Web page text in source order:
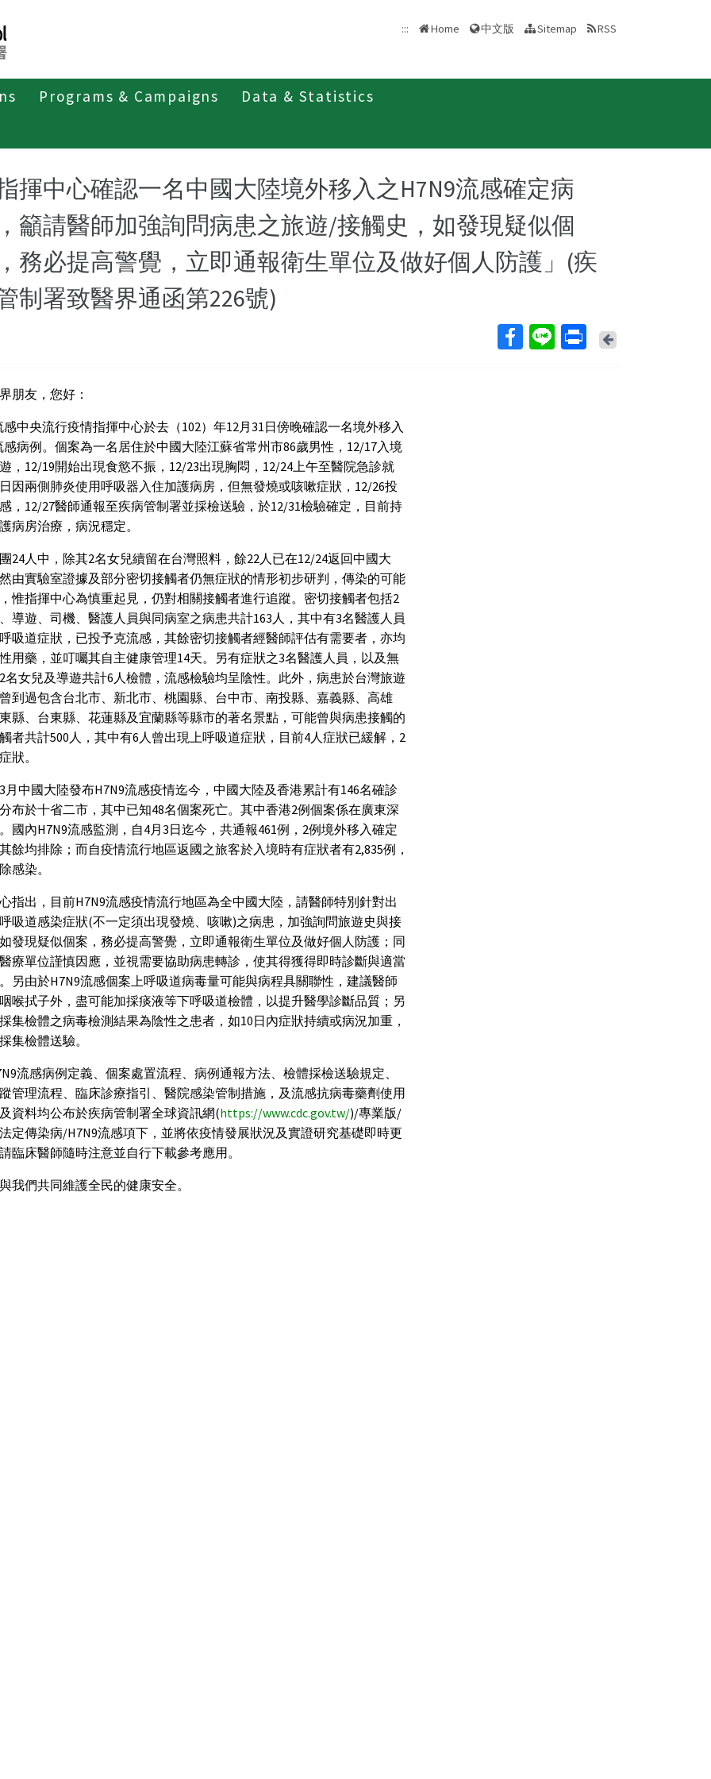
::: Home 中文版 Sitemap RSS
Programs & Campaigns Data & Statistics
揮中心確認一名中國大陸境外移入之H7N9流感確定病
籲請醫師加強詢問病患之旅遊/接觸史，如發現疑似個
務必提高警覺，立即通報衛生單位及做好個人防護」(疾
制署致醫界通函第226號)
Back
朋友，您好：
感中央流行疫情指揮中心於去（102）年12月31日傍晚確認一名境外移入
感病例。個案為一名居住於中國大陸江蘇省常州市86歲男性，12/17入境
，12/19開始出現食慾不振，12/23出現胸悶，12/24上午至醫院急診就
因兩側肺炎使用呼吸器入住加護病房，但無發燒或咳嗽症狀，12/26投
，12/27醫師通報至疾病管制署並採檢送驗，於12/31檢驗確定，目前持
病房治療，病況穩定。
24人中，除其2名女兒續留在台灣照料，餘22人已在12/24返回中國大
由實驗室證據及部分密切接觸者仍無症狀的情形初步研判，傳染的可能
惟指揮中心為慎重起見，仍對相關接觸者進行追蹤。密切接觸者包括2
導遊、司機、醫護人員與同病室之病患共計163人，其中有3名醫護人員
吸道症狀，已投予克流感，其餘密切接觸者經醫師評估有需要者，亦均
用藥，並叮囑其自主健康管理14天。另有症狀之3名醫護人員，以及無
名女兒及導遊共計6人檢體，流感檢驗均呈陰性。此外，病患於台灣旅遊
到過包含台北市、新北市、桃園縣、台中市、南投縣、嘉義縣、高雄
縣、台東縣、花蓮縣及宜蘭縣等縣市的著名景點，可能曾與病患接觸的
者共計500人，其中有6人曾出現上呼吸道症狀，目前4人症狀已緩解，2
狀。
月中國大陸發布H7N9流感疫情迄今，中國大陸及香港累計有146名確診
布於十省二市，其中已知48名個案死亡。其中香港2例個案係在廣東深
國內H7N9流感監測，自4月3日迄今，共通報461例，2例境外移入確定
餘均排除；而自疫情流行地區返國之旅客於入境時有症狀者有2,835例，
感染。
指出，目前H7N9流感疫情流行地區為全中國大陸，請醫師特別針對出
吸道感染症狀(不一定須出現發燒、咳嗽)之病患，加強詢問旅遊史與接
發現疑似個案，務必提高警覺，立即通報衛生單位及做好個人防護；同
療單位謹慎因應，並視需要協助病患轉診，使其得獲得即時診斷與適當
另由於H7N9流感個案上呼吸道病毒量可能與病程具關聯性，建議醫師
喉拭子外，盡可能加採痰液等下呼吸道檢體，以提升醫學診斷品質；另
集檢體之病毒檢測結果為陰性之患者，如10日內症狀持續或病況加重，
集檢體送驗。
流感病例定義、個案處置流程、病例通報方法、檢體採檢送驗規定、
管理流程、臨床診療指引、醫院感染管制措施，及流感抗病毒藥劑使用
資料均公布於疾病管制署全球資訊網(https://www.cdc.gov.tw/)/專業版/
定傳染病/H7N9流感項下，並將依疫情發展狀況及實證研究基礎即時更
臨床醫師隨時注意並自行下載參考應用。
我們共同維護全民的健康安全。